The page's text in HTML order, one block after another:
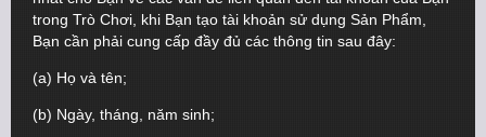
trong Trò Chơi, khi Bạn tạo tài khoản sử dụng Sản Phẩm,
Bạn cần phải cung cấp đầy đủ các thông tin sau đây:
(a) Họ và tên;
(b) Ngày, tháng, năm sinh;